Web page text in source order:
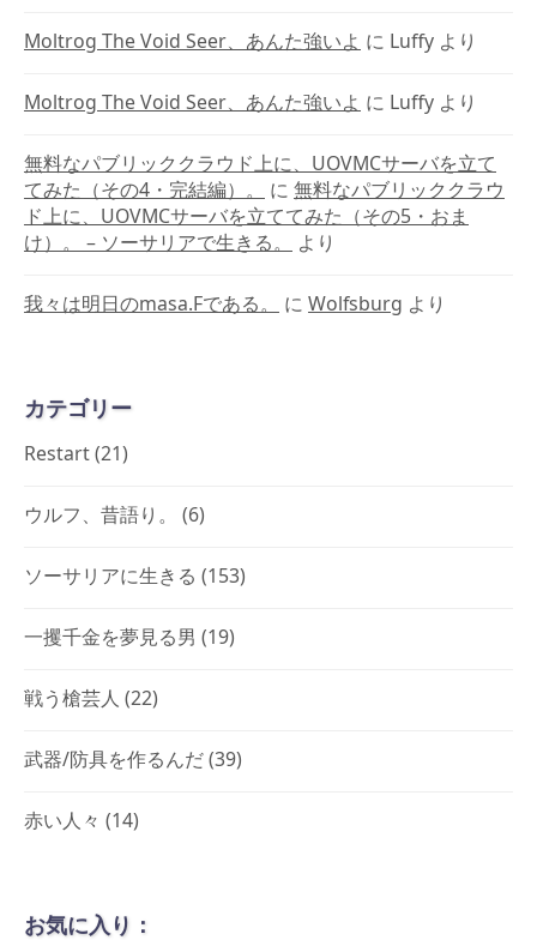
Moltrog The Void Seer、あんた強いよ に Luffy より
Moltrog The Void Seer、あんた強いよ に Luffy より
無料なパブリッククラウド上に、UOVMCサーバを立て
てみた（その4・完結編）。
に 無料なパブリッククラウ
ド上に、UOVMCサーバを立ててみた（その5・おま
け）。 – ソーサリアで生きる。
より
我々は明日のmasa.Fである。 に Wolfsburg より
カテゴリー
Restart(21)
ウルフ、昔語り。 (6)
ソーサリアに生きる (153)
一攫千金を夢見る男 (19)
戦う槍芸人 (22)
武器/防具を作るんだ(39)
赤い人々 (14)
お気に入り：